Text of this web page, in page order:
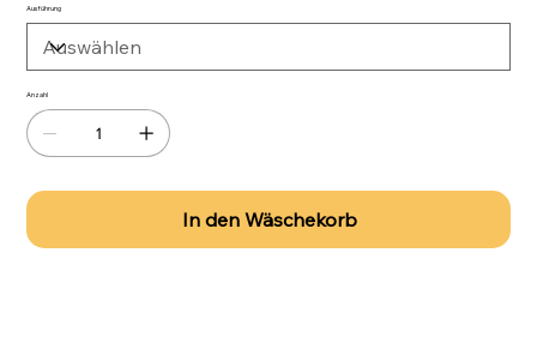
Ausführung
Anzahl
In den Wäschekorb